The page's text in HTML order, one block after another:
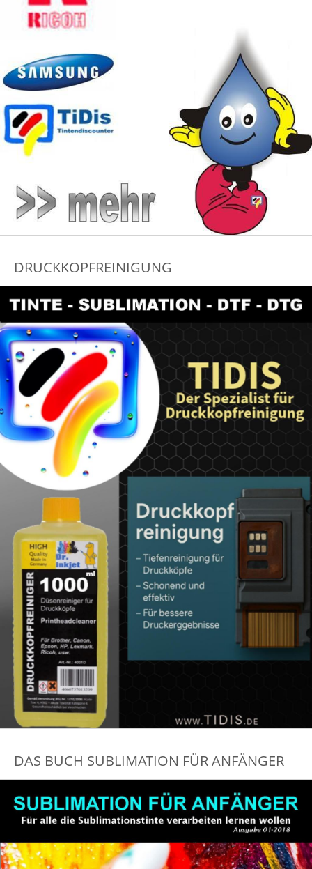
DRUCKKOPFREINIGUNG
DAS BUCH SUBLIMATION FÜR ANFÄNGER